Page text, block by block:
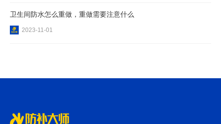
卫生间防水怎么重做，重做需要注意什么
2023-11-01